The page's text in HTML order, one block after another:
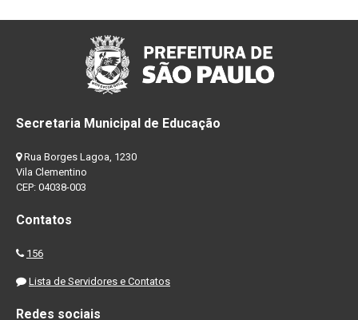
Secretaria Municipal de Educação
Rua Borges Lagoa, 1230
Vila Clementino
CEP: 04038-003
Contatos
156
Lista de Servidores e Contatos
Redes sociais